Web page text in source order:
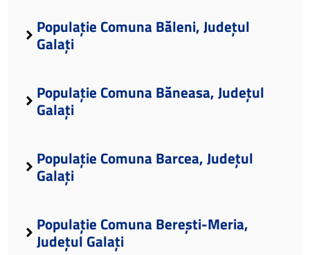
Populație Comuna Băleni, Județul
Galați
Populație Comuna Băneasa, Județul
Galați
Populație Comuna Barcea, Județul
Galați
Populație Comuna Berești-Meria,
Județul Galați